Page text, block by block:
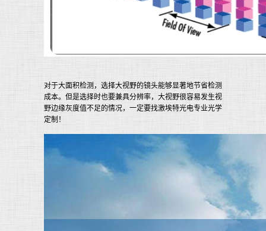
对于大面积检测，选择大视野的镜头能够显著地节省检测
成本。但是选择时也要兼具分辨率，大视野很容易发生视
野边缘灰度值不足的情况，一定要找激埃特光电专业光学
定制！